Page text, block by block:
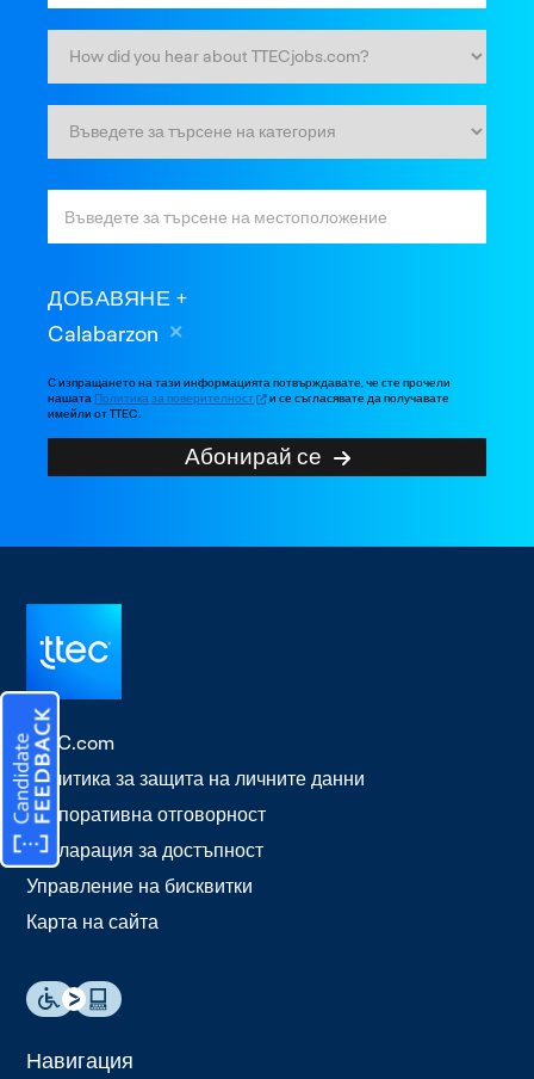
ДОБАВЯНЕ
Calabarzon
С изпращането на тази информацията потвърждавате, че сте прочели
нашата Политика за поверителност
и се съгласявате да получавате
имейли от TTEC.
Абонирай се
TTEC.com
Политика за защита на личните данни
Корпоративна отговорност
Декларация за достъпност
Управление на бисквитки
Карта на сайта
Навигация